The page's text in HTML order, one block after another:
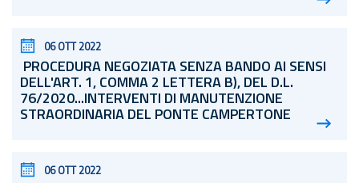
06 OTT 2022
PROCEDURA NEGOZIATA SENZA BANDO AI SENSI
DELL'ART. 1, COMMA 2 LETTERA B), DEL D.L.
76/2020...INTERVENTI DI MANUTENZIONE
STRAORDINARIA DEL PONTE CAMPERTONE
06 OTT 2022